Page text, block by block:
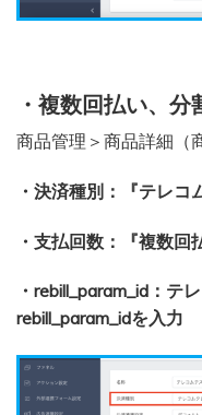
・複数回払い、分
商品管理＞商品詳細（
・決済種別：『テレコ
・支払回数：『複数
・rebill_param_id：テ
rebill_param_idを入力